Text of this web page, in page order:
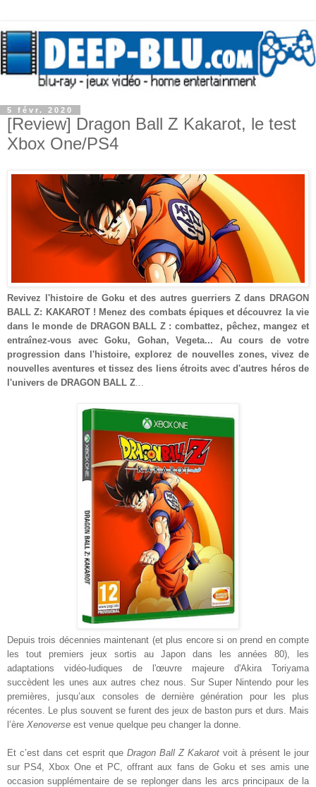
5 févr. 2020
[Review] Dragon Ball Z Kakarot, le test
Xbox One/PS4
Revivez l'histoire de Goku et des autres guerriers Z dans DRAGON
BALL Z: KAKAROT ! Menez des combats épiques et découvrez la vie
dans le monde de DRAGON BALL Z : combattez, pêchez, mangez et
entraînez-vous avec Goku, Gohan, Vegeta... Au cours de votre
progression dans l'histoire, explorez de nouvelles zones, vivez de
nouvelles aventures et tissez des liens étroits avec d'autres héros de
l'univers de DRAGON BALL Z
Depuis trois décennies maintenant (et plus encore si on prend en compte
les tout premiers jeux sortis au Japon dans les années 80), les
adaptations vidéo-ludiques de l'œuvre majeure d'Akira Toriyama
succèdent les unes aux autres chez nous. Sur Super Nintendo pour les
premières, jusqu’aux consoles de dernière génération pour les plus
récentes. Le plus souvent se furent des jeux de baston purs et durs. Mais
l’ère Xenoverse est venue quelque peu changer la donne.
Et c’est dans cet esprit que Dragon Ball Z Kakarot voit à présent le jour
sur PS4, Xbox One et PC, offrant aux fans de Goku et ses amis une
occasion supplémentaire de se replonger dans les arcs principaux de la